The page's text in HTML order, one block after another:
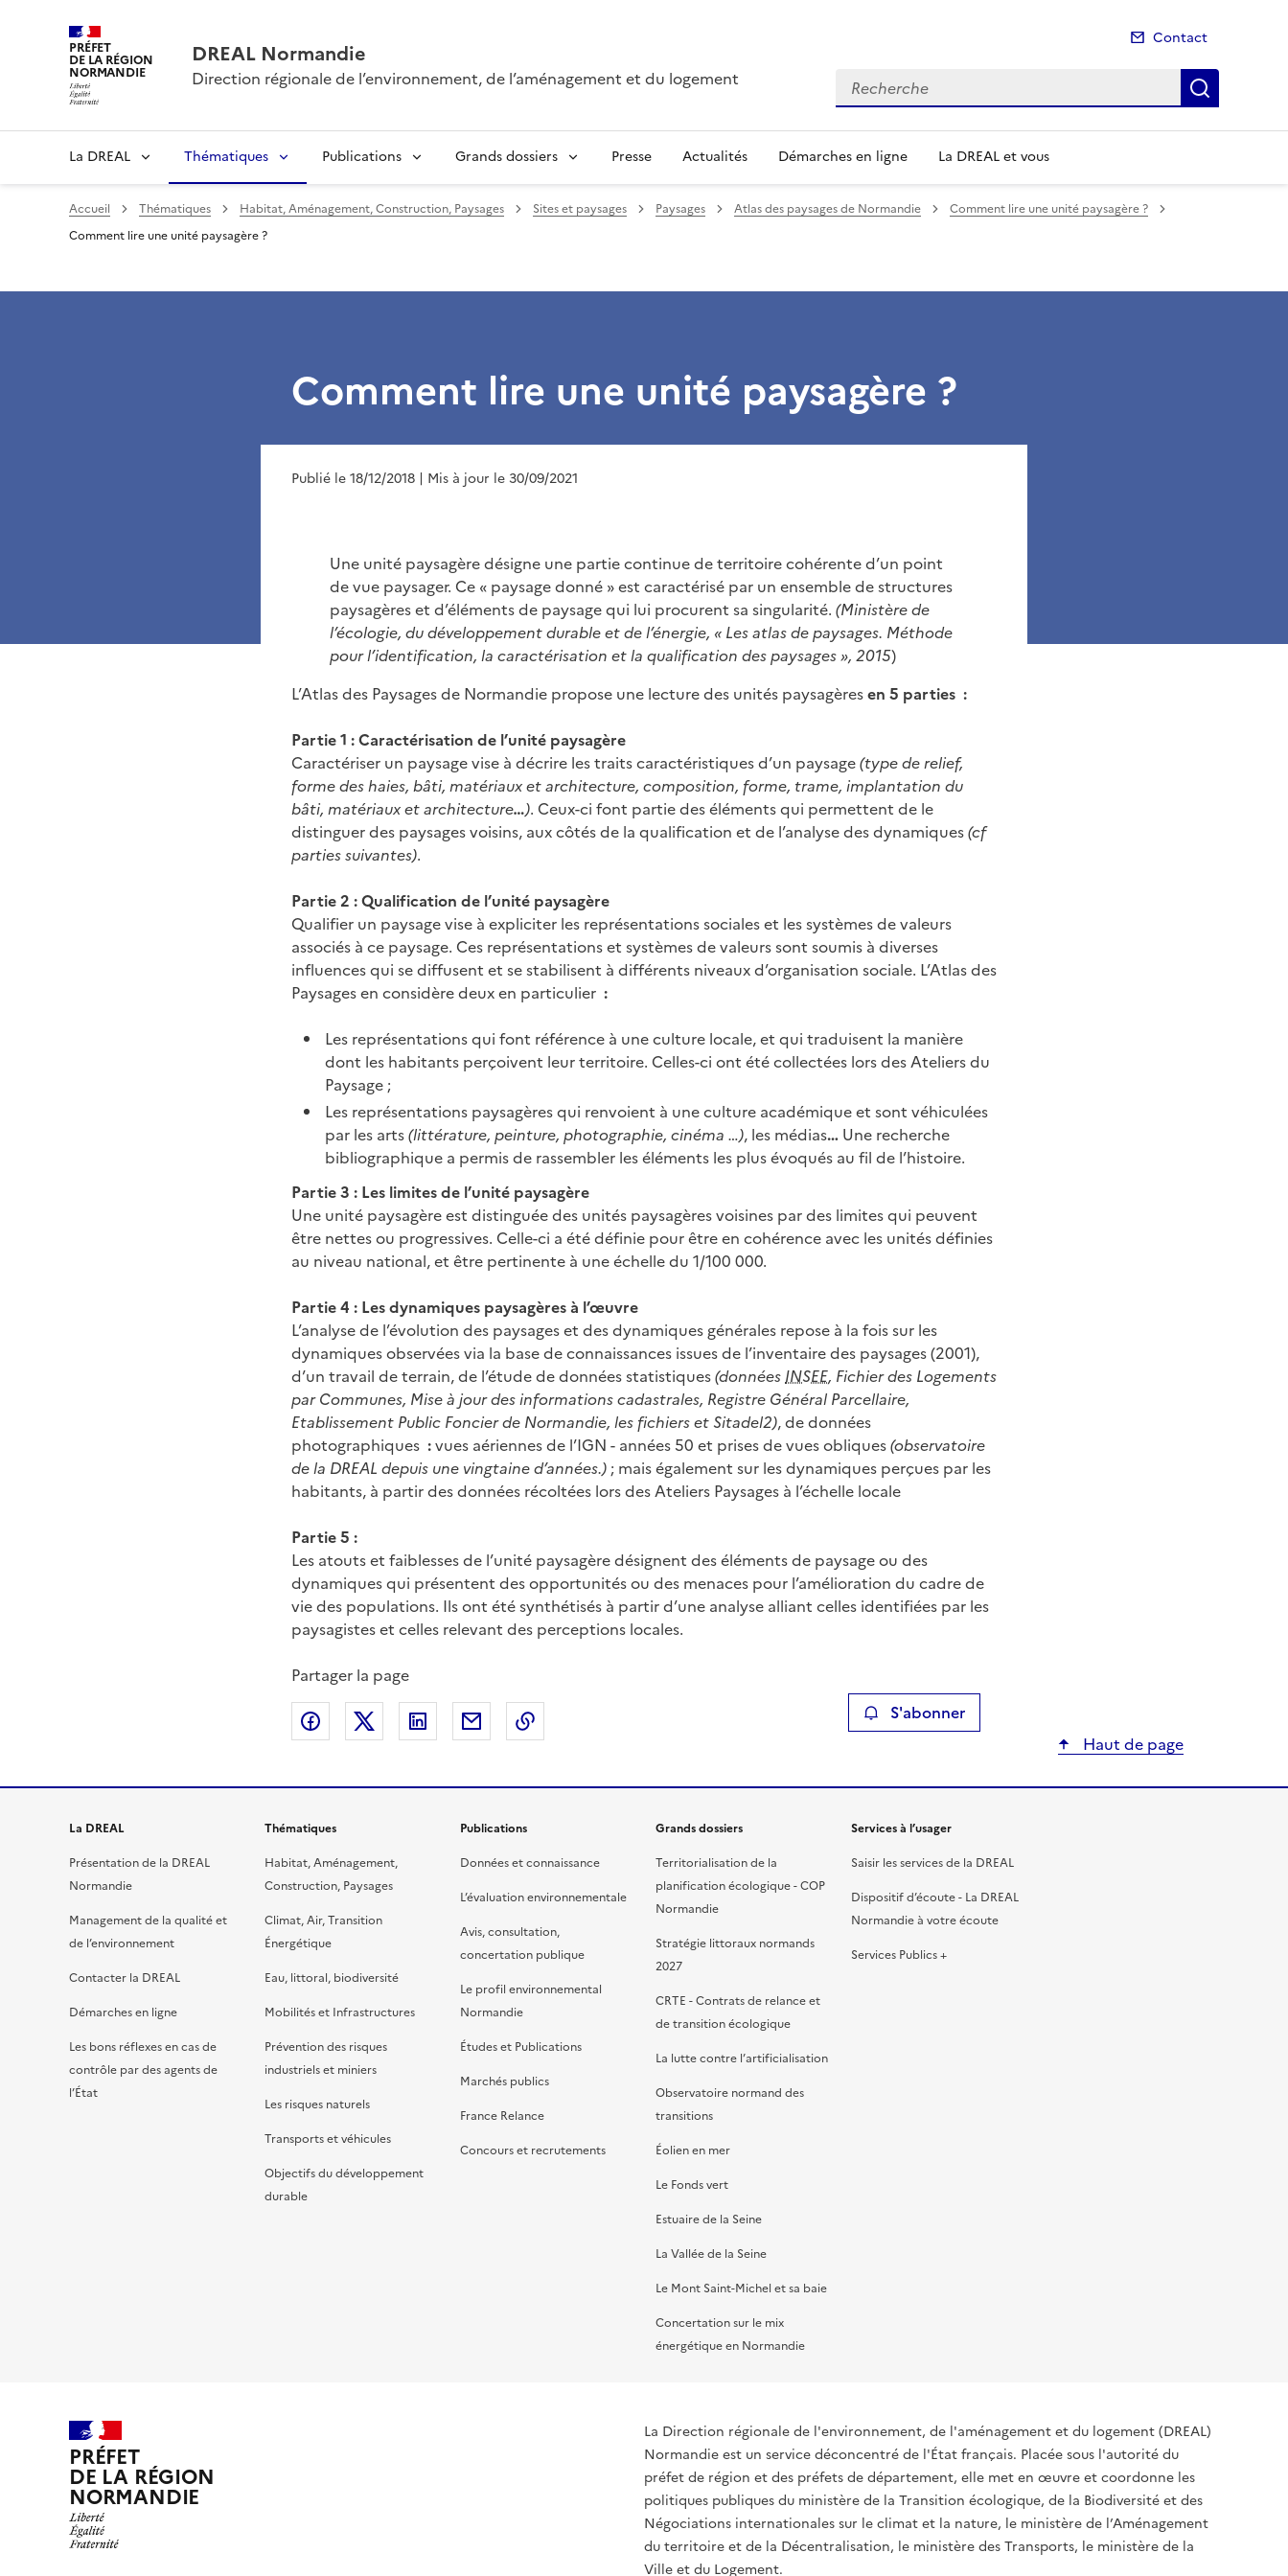
PRÉFET
DE LA RÉGION
NORMANDIE
DREAL Normandie
Direction régionale de l’environnement, de l’aménagement et du logement
Contact
Recherche
La DREAL Thématiques Publications Grands dossiers Presse Actualités Démarches en ligne La DREAL et vous
Accueil Thématiques Habitat, Aménagement, Construction, Paysages Sites et paysages Paysages Atlas des paysages de Normandie
Comment lire une unité paysagère ?
Comment lire une unité paysagère ?
Comment lire une unité paysagère ?
Publié le 18/12/2018 | Mis à jour le 30/09/2021
Une unité paysagère désigne une partie continue de territoire cohérente d’un point
de vue paysager. Ce « paysage donné » est caractérisé par un ensemble de structures
paysagères et d’éléments de paysage qui lui procurent sa singularité. (Ministère de
l’écologie, du développement durable et de l’énergie, « Les atlas de paysages. Méthode
pour l’identification, la caractérisation et la qualification des paysages », 2015)
L’Atlas des Paysages de Normandie propose une lecture des unités paysagèresen 5 parties :
Partie 1 : Caractérisation de l’unité paysagère
Caractériser un paysage vise à décrire les traits caractéristiques d’un paysage(type de relief,
forme des haies, bâti, matériaux et architecture, composition, forme, trame, implantation du
bâti, matériaux et architecture…). Ceux-ci font partie des éléments qui permettent de le
distinguer des paysages voisins, aux côtés de la qualification et de l’analyse des dynamiques(cf
parties suivantes).
Partie 2 : Qualification de l’unité paysagère
Qualifier un paysage vise à expliciter les représentations sociales et les systèmes de valeurs
associés à ce paysage. Ces représentations et systèmes de valeurs sont soumis à diverses
influences qui se diffusent et se stabilisent à différents niveaux d’organisation sociale. L’Atlas des
Paysages en considère deux en particulier :
Les représentations qui font référence à une culture locale, et qui traduisent la manière
dont les habitants perçoivent leur territoire. Celles-ci ont été collectées lors des Ateliers du
Paysage ;
Les représentations paysagères qui renvoient à une culture académique et sont véhiculées
par les arts(littérature, peinture, photographie, cinéma …), les médias… Une recherche
bibliographique a permis de rassembler les éléments les plus évoqués au fil de l’histoire.
Partie 3 : Les limites de l’unité paysagère
Une unité paysagère est distinguée des unités paysagères voisines par des limites qui peuvent
être nettes ou progressives. Celle-ci a été définie pour être en cohérence avec les unités définies
au niveau national, et être pertinente à une échelle du 1/100 000.
Partie 4 : Les dynamiques paysagères à l’œuvre
L’analyse de l’évolution des paysages et des dynamiques générales repose à la fois sur les
dynamiques observées via la base de connaissances issues de l’inventaire des paysages (2001),
d’un travail de terrain, de l’étude de données statistiques(donnéesINSEE, Fichier des Logements
par Communes, Mise à jour des informations cadastrales, Registre Général Parcellaire,
Etablissement Public Foncier de Normandie, les fichiers et Sitadel2), de données
photographiques :vues aériennes de l’IGN - années 50 et prises de vues obliques(observatoire
de la DREAL depuis une vingtaine d’années.) ; mais également sur les dynamiques perçues par les
habitants, à partir des données récoltées lors des Ateliers Paysages à l’échelle locale
Partie 5 :
Les atouts et faiblesses de l’unité paysagère désignent des éléments de paysage ou des
dynamiques qui présentent des opportunités ou des menaces pour l’amélioration du cadre de
vie des populations. Ils ont été synthétisés à partir d’une analyse alliant celles identifiées par les
paysagistes et celles relevant des perceptions locales.
Partager la page
Partager sur Facebook
Partager sur XPartager sur LinkedIn
Partager par emailCopier le lien de la page dans le presse-papier S'abonner
Haut de page
La DREAL
Présentation de la DREAL
Normandie
Management de la qualité et
de l’environnement
Contacter la DREAL
Démarches en ligne
Les bons réflexes en cas de
contrôle par des agents de
l’État
Thématiques
Habitat, Aménagement,
Construction, Paysages
Climat, Air, Transition
Énergétique
Eau, littoral, biodiversité
Mobilités et Infrastructures
Prévention des risques
industriels et miniers
Les risques naturels
Transports et véhicules
Objectifs du développement
durable
Publications
Données et connaissance
L’évaluation environnementale
Avis, consultation,
concertation publique
Le profil environnemental
Normandie
Études et Publications
Marchés publics
France Relance
Concours et recrutements
Grands dossiers
Territorialisation de la
planification écologique - COP
Normandie
Stratégie littoraux normands
2027
CRTE - Contrats de relance et
de transition écologique
La lutte contre l’artificialisation
Observatoire normand des
transitions
Éolien en mer
Le Fonds vert
Estuaire de la Seine
La Vallée de la Seine
Le Mont Saint-Michel et sa baie
Concertation sur le mix
énergétique en Normandie
Services à l’usager
Saisir les services de la DREAL
Dispositif d’écoute - La DREAL
Normandie à votre écoute
Services Publics +
PRÉFET
DE LA RÉGION
NORMANDIE
La Direction régionale de l'environnement, de l'aménagement et du logement (DREAL)
Normandie est un service déconcentré de l'État français. Placée sous l'autorité du
préfet de région et des préfets de département, elle met en œuvre et coordonne les
politiques publiques du ministère de la Transition écologique, de la Biodiversité et des
Négociations internationales sur le climat et la nature, le ministère de l’Aménagement
du territoire et de la Décentralisation, le ministère des Transports, le ministère de la
Ville et du Logement.